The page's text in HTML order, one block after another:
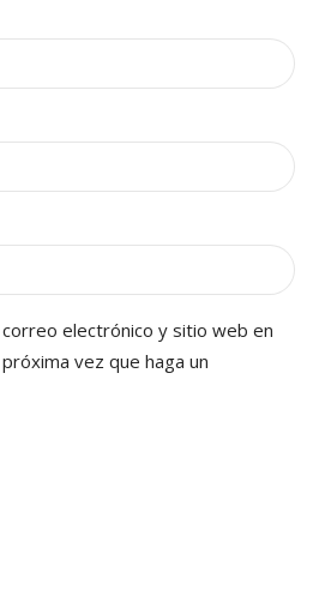
electrónico y sitio web en
vez que haga un